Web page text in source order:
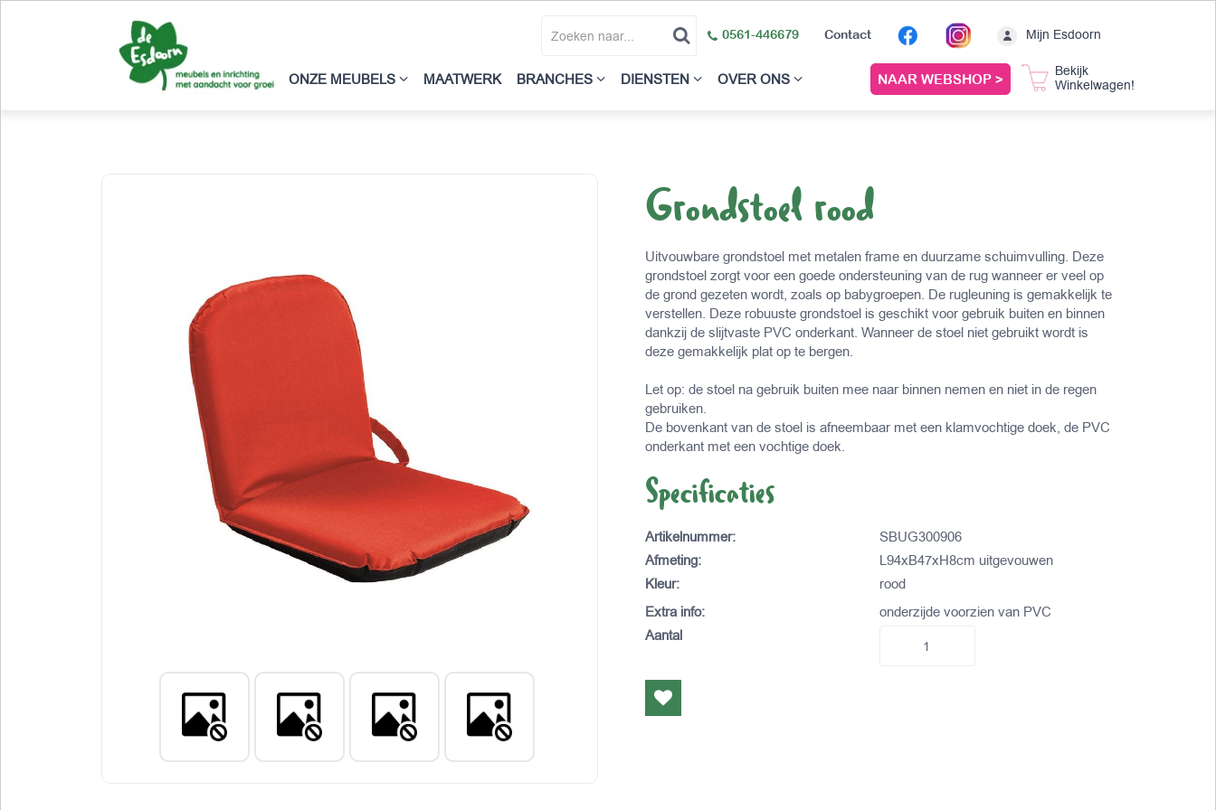
0561-446679 Contact Mijn Esdoorn
ONZE MEUBELS MAATWERK BRANCHES DIENSTEN OVER ONS NAAR WEBSHOP >
Bekijk
Winkelwagen!
Grondstoel rood
Uitvouwbare grondstoel met metalen frame en duurzame schuimvulling. Deze
grondstoel zorgt voor een goede ondersteuning van de rug wanneer er veel op
de grond gezeten wordt, zoals op babygroepen. De rugleuning is gemakkelijk te
verstellen. Deze robuuste grondstoel is geschikt voor gebruik buiten en binnen
dankzij de slijtvaste PVC onderkant. Wanneer de stoel niet gebruikt wordt is
deze gemakkelijk plat op te bergen.
Let op: de stoel na gebruik buiten mee naar binnen nemen en niet in de regen
gebruiken.
De bovenkant van de stoel is afneembaar met een klamvochtige doek, de PVC
onderkant met een vochtige doek.
Specificaties
Artikelnummer:
SBUG300906
Afmeting:
L94xB47xH8cm uitgevouwen
Kleur:
rood
Extra info:
onderzijde voorzien van PVC
Aantal